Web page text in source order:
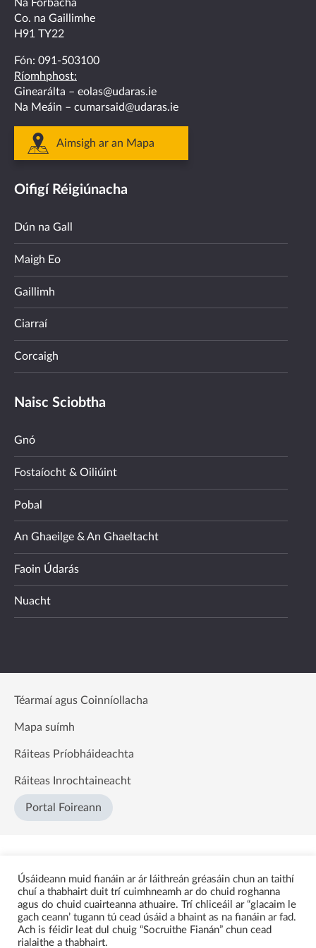
Na Forbacha
Co. na Gaillimhe
H91 TY22
Fón: 091-503100
Ríomhphost:
Ginearálta – eolas@udaras.ie
Na Meáin – cumarsaid@udaras.ie
Aimsigh ar an Mapa
Oifigí Réigiúnacha
Dún na Gall
Maigh Eo
Gaillimh
Ciarraí
Corcaigh
Naisc Sciobtha
Gnó
Fostaíocht & Oiliúint
Pobal
An Ghaeilge & An Ghaeltacht
Faoin Údarás
Nuacht
Téarmaí agus Coinníollacha
Mapa suímh
Ráiteas Príobháideachta
Ráiteas Inrochtaineacht
Portal Foireann
Úsáideann muid fianáin ar ár láithreán gréasáin chun an taithí
chuí a thabhairt duit trí cuimhneamh ar do chuid roghanna
agus do chuid cuairteanna athuaire. Trí chliceáil ar “glacaim le
gach ceann’ tugann tú cead úsáid a bhaint as na fianáin ar fad.
Ach is féidir leat dul chuig “Socruithe Fianán” chun cead
rialaithe a thabhairt.